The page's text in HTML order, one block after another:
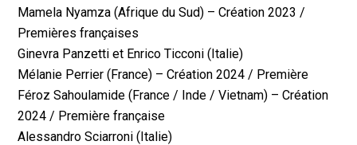
Mamela Nyamza (Afrique du Sud) – Création 2023 /
Premières françaises
Ginevra Panzetti et Enrico Ticconi (Italie)
Mélanie Perrier (France) – Création 2024 / Première
Féroz Sahoulamide (France / Inde / Vietnam) – Création
2024 / Première française
Alessandro Sciarroni (Italie)